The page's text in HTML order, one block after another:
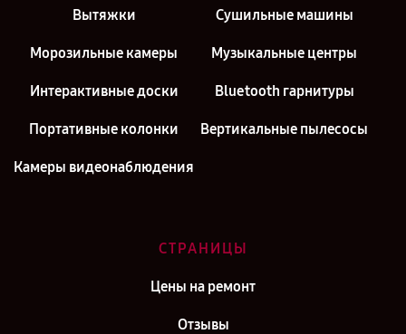
Вытяжки Сушильные машины
Морозильные камеры Музыкальные центры
Интерактивные доски Bluetooth гарнитуры
Портативные колонки Вертикальные пылесосы
Камеры видеонаблюдения
СТРАНИЦЫ
Цены на ремонт
Отзывы